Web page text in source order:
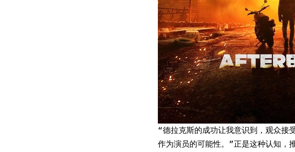
“德拉克斯的成功让我意识到，观众接
作为演员的可能性。”正是这种认知，